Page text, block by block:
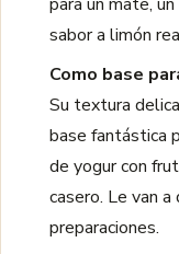
sabor a limón
Como base
Su textura
base fantástica
de yogur con
casero. Le van
preparaciones.